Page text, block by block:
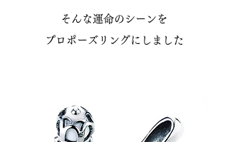
そんな運命のシーンを
​プロポーズリングにしました